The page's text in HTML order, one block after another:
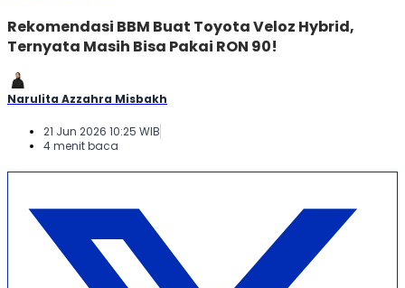
Rekomendasi BBM Buat Toyota Veloz Hybrid,
Ternyata Masih Bisa Pakai RON 90!
Narulita Azzahra Misbakh
21 Jun 2026 10:25 WIB
4 menit baca